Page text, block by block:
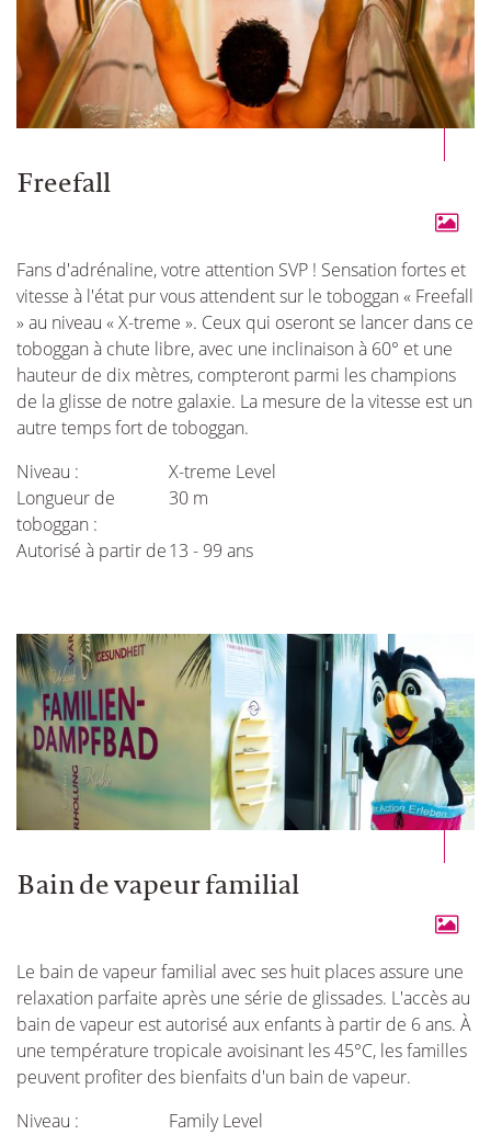
Freefall
Fans d'adrénaline, votre attention SVP ! Sensation fortes et
vitesse à l'état pur vous attendent sur le toboggan « Freefall
» au niveau « X-treme ». Ceux qui oseront se lancer dans ce
toboggan à chute libre, avec une inclinaison à 60° et une
hauteur de dix mètres, compteront parmi les champions
de la glisse de notre galaxie. La mesure de la vitesse est un
autre temps fort de toboggan.
Niveau :
X-treme Level
Longueur de
toboggan :
30 m
Autorisé à partir de13 - 99 ans
Bain de vapeur familial
Le bain de vapeur familial avec ses huit places assure une
relaxation parfaite après une série de glissades. L'accès au
bain de vapeur est autorisé aux enfants à partir de 6 ans. À
une température tropicale avoisinant les 45°C, les familles
peuvent profiter des bienfaits d'un bain de vapeur.
Niveau :
Family Level